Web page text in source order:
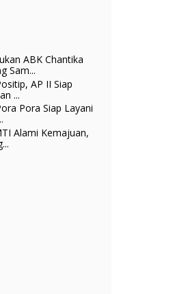
ABK Chantika
Sam...
AP II Siap
...
Pora Siap Layani
Alami Kemajuan,